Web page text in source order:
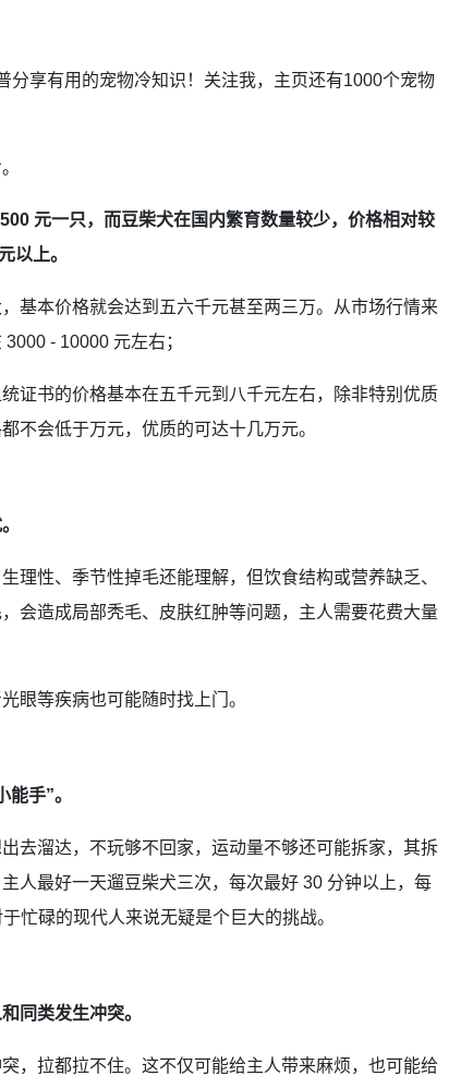
分享有用的宠物冷知识！关注我，主页还有1000个宠物
元一只，而豆柴犬在国内繁育数量较少，价格相对较
以上。
基本价格就会达到五六千元甚至两三万。从市场行情来
- 10000 元左右；
证书的价格基本在五千元到八千元左右，除非特别优质
不会低于万元，优质的可达十几万元。
理性、季节性掉毛还能理解，但饮食结构或营养缺乏、
会造成局部秃毛、皮肤红肿等问题，主人需要花费大量
眼等疾病也可能随时找上门。
手”。
去溜达，不玩够不回家，运动量不够还可能拆家，其拆
人最好一天遛豆柴犬三次，每次最好 30 分钟以上，每
忙碌的现代人来说无疑是个巨大的挑战。
同类发生冲突。
，拉都拉不住。这不仅可能给主人带来麻烦，也可能给